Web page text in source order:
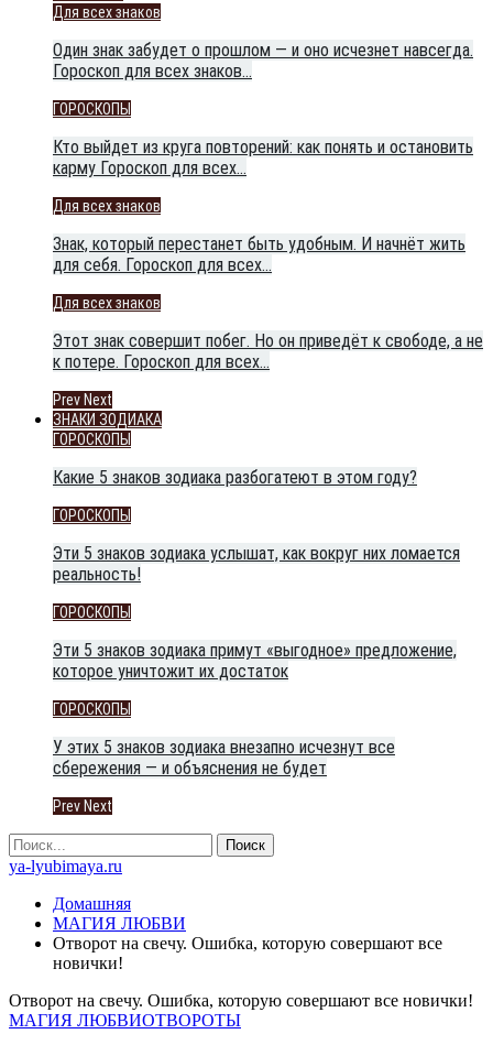
Для всех знаков
Один знак забудет о прошлом — и оно исчезнет навсегда.
Гороскоп для всех знаков…
ГОРОСКОПЫ
Кто выйдет из круга повторений: как понять и остановить
карму Гороскоп для всех…
Для всех знаков
Знак, который перестанет быть удобным. И начнёт жить
для себя. Гороскоп для всех…
Для всех знаков
Этот знак совершит побег. Но он приведёт к свободе, а не
к потере. Гороскоп для всех…
Prev Next
ЗНАКИ ЗОДИАКА
ГОРОСКОПЫ
Какие 5 знаков зодиака разбогатеют в этом году?
ГОРОСКОПЫ
Эти 5 знаков зодиака услышат, как вокруг них ломается
реальность!
ГОРОСКОПЫ
Эти 5 знаков зодиака примут «выгодное» предложение,
которое уничтожит их достаток
ГОРОСКОПЫ
У этих 5 знаков зодиака внезапно исчезнут все
сбережения — и объяснения не будет
Prev Next
ya-lyubimaya.ru
Домашняя
МАГИЯ ЛЮБВИ
Отворот на свечу. Ошибка, которую совершают все
новички!
Отворот на свечу. Ошибка, которую совершают все новички!
МАГИЯ ЛЮБВИОТВОРОТЫ